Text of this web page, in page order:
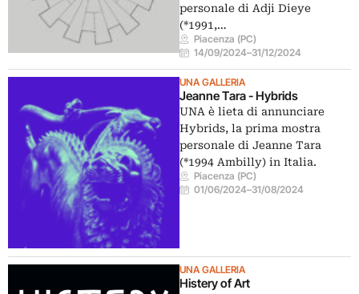
personale di Adji Dieye
(*1991,…
Piacenza (PC)
14/09/2024–31/12/2024
UNA GALLERIA
Jeanne Tara - Hybrids
UNA è lieta di annunciare
Hybrids, la prima mostra
personale di Jeanne Tara
(*1994 Ambilly) in Italia.
Piacenza (PC)
01/06/2024–31/08/2024
UNA GALLERIA
Histery of Art